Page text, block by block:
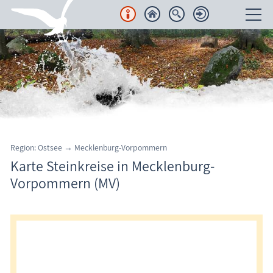
Unterkünfte
Regionales
Urlaubsorte
Karten
Hundestrände & Hundeauslauf
Regionale Produkte, Dienstleister
Region: Ostsee → Mecklenburg-Vorpommern
Karte Steinkreise in Mecklenburg-
Vorpommern (MV)